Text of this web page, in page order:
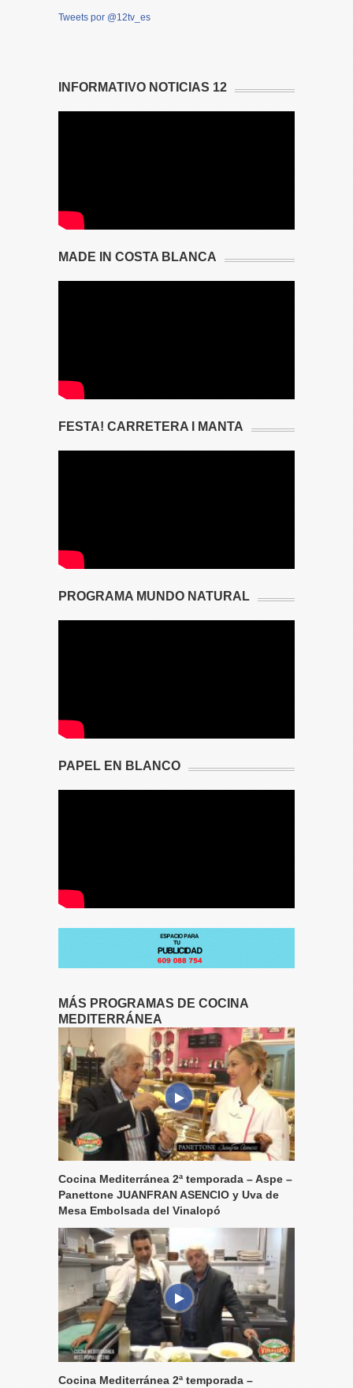
Tweets por @12tv_es
INFORMATIVO NOTICIAS 12
MADE IN COSTA BLANCA
FESTA! CARRETERA I MANTA
PROGRAMA MUNDO NATURAL
PAPEL EN BLANCO
MÁS PROGRAMAS DE COCINA
MEDITERRÁNEA
Cocina Mediterránea 2ª temporada – Aspe –
Panettone JUANFRAN ASENCIO y Uva de
Mesa Embolsada del Vinalopó
Cocina Mediterránea 2ª temporada –